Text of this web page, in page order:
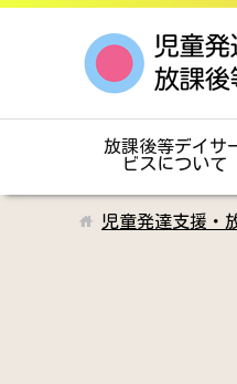
放課後等デイサ
ビスについて
児童発達支援・